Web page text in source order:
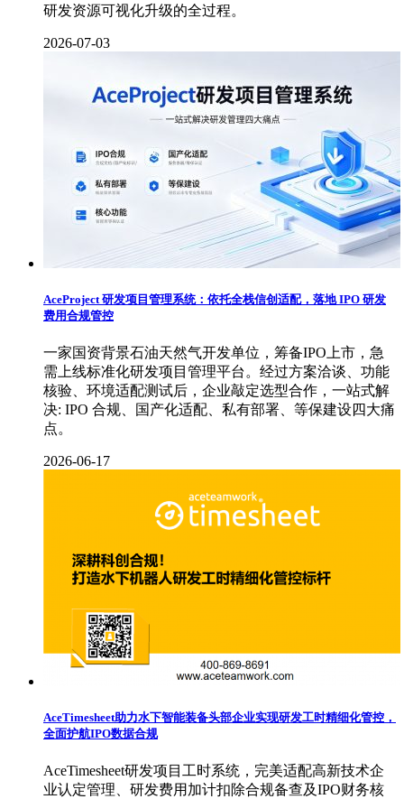
研发资源可视化升级的全过程。
2026-07-03
AceProject 研发项目管理系统：依托全栈信创适配，落地 IPO 研发
费用合规管控
一家国资背景石油天然气开发单位，筹备IPO上市，急
需上线标准化研发项目管理平台。经过方案洽谈、功能
核验、环境适配测试后，企业敲定选型合作，一站式解
决: IPO 合规、国产化适配、私有部署、等保建设四大痛
点。
2026-06-17
AceTimesheet助力水下智能装备头部企业实现研发工时精细化管控，
全面护航IPO数据合规
AceTimesheet研发项目工时系统，完美适配高新技术企
业认定管理、研发费用加计扣除合规备查及IPO财务核